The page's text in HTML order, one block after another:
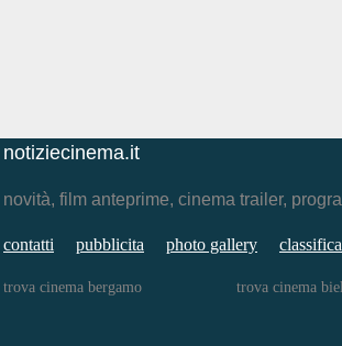
notiziecinema.it
novità, film anteprime, cinema trailer,
contatti pubblicita photo gallery
trova cinema bergamo trova cinema